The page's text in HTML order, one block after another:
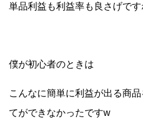
単品利益も利益率も良さげです
僕が初心者のときは
こんなに簡単に利益が出る商
てができなかったですw